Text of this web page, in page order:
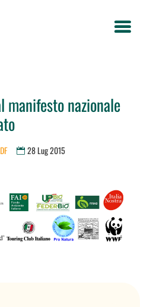
manifesto nazionale
28 Lug 2015